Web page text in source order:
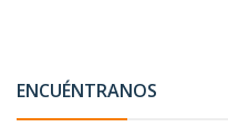
ENCUÉNTRANOS